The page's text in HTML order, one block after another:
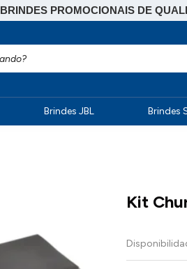
BRINDES PROMOCIONAIS DE
Brindes JBL Brindes
Kit